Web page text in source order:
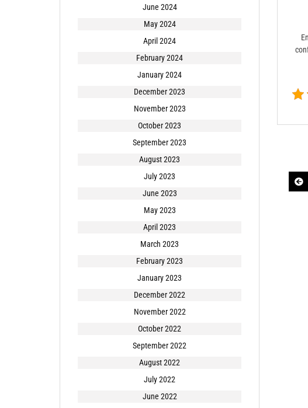
June 2024
May 2024
April 2024
February 2024
January 2024
December 2023
November 2023
October 2023
September 2023
August 2023
July 2023
June 2023
May 2023
April 2023
March 2023
February 2023
January 2023
December 2022
November 2022
October 2022
September 2022
August 2022
July 2022
June 2022